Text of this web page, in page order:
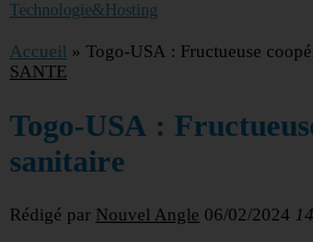
Technologie&Hosting
Accueil » Togo-USA : Fructueuse
SANTE
Togo-USA :
sanitaire
Rédigé par Nouvel Angle 06/02/2024